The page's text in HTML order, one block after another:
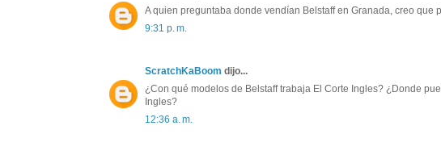
A quien preguntaba donde vendían Belstaff en Granada, creo
9:31 p. m.
ScratchKaBoom dijo...
¿Con qué modelos de Belstaff trabaja El Corte Ingles? ¿Donde
Ingles?
12:36 a. m.